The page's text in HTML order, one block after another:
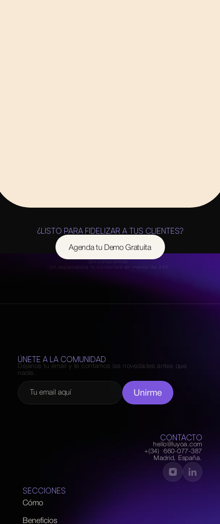
¿LISTO PARA FIDELIZAR A TUS CLIENTES?
Agenda tu Demo Gratuita
Sin compromiso.
Un especialista te contactará en menos de 24h.
ÚNETE A LA COMUNIDAD
Déjanos tu email y te contamos las novedades antes que
nadie.
Unirme
CONTACTO
hello@luyoa.com
+(34)  660-077-387
Madrid, España.
SECCIONES
Cómo
Beneficios